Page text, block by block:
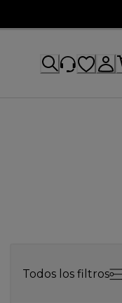
Todos los filtros